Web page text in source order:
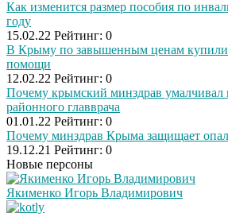
Ролик длится пару
секунд, но вы будете в
Ролик из Омска: вы
будете смеяться долго
Королева вагона
Как изменится размер пособия по
году
15.02.22 Рейтинг: 0
В Крыму по завышенным ценам купили
помощи
12.02.22 Рейтинг: 0
Почему крымский минздрав умалчивал
районного главврача
01.01.22 Рейтинг: 0
Почему минздрав Крыма защищает
19.12.21 Рейтинг: 0
Новые персоны
Якименко Игорь Владимирович